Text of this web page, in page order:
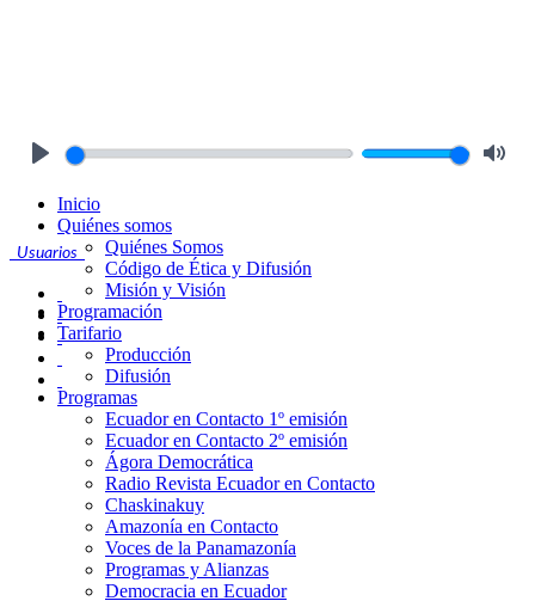
Usuarios
Inicio
Quiénes somos
Quiénes Somos
Código de Ética y Difusión
Misión y Visión
Programación
Tarifario
Producción
Difusión
Programas
Ecuador en Contacto 1º emisión
Ecuador en Contacto 2º emisión
Ágora Democrática
Radio Revista Ecuador en Contacto
Chaskinakuy
Amazonía en Contacto
Voces de la Panamazonía
Programas y Alianzas
Democracia en Ecuador